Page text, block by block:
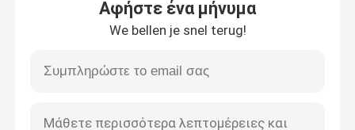
Υποθέσεις
Ζητήστε μια προσφορά
Πιάτο ανοξείδωτου ASTM 304L
Αφήστε ένα μήνυμα
We bellen je snel terug!